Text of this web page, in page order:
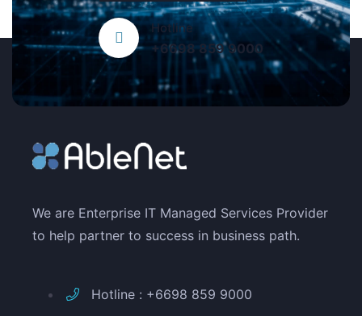
Hotline
+6698 859 9000
We are Enterprise IT Managed Services Provider
to help partner to success in business path.
Hotline : +6698 859 9000